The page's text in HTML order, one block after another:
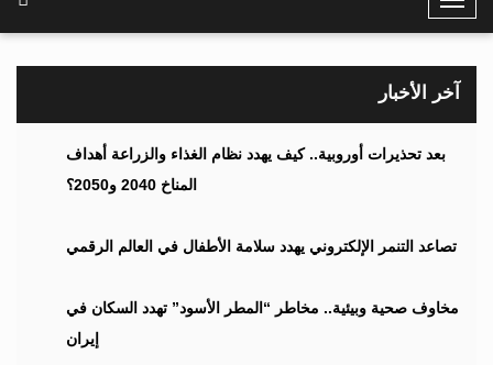
o
g
N
i
t
آخر الأخبار
بعد تحذيرات أوروبية.. كيف يهدد نظام الغذاء والزراعة أهداف
المناخ 2040 و2050؟
تصاعد التنمر الإلكتروني يهدد سلامة الأطفال في العالم الرقمي
مخاوف صحية وبيئية.. مخاطر “المطر الأسود” تهدد السكان في
إيران